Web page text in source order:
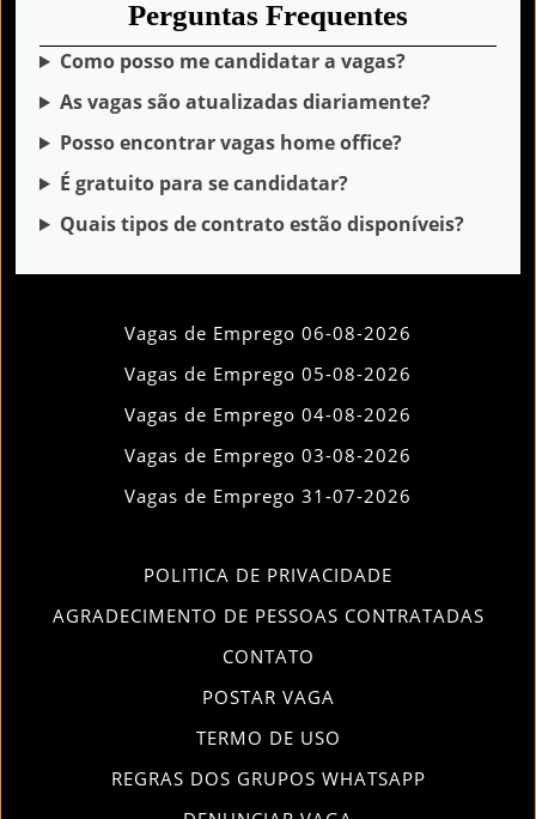
Perguntas Frequentes
Como posso me candidatar a vagas?
As vagas são atualizadas diariamente?
Posso encontrar vagas home office?
É gratuito para se candidatar?
Quais tipos de contrato estão disponíveis?
Vagas de Emprego 06-08-2026
Vagas de Emprego 05-08-2026
Vagas de Emprego 04-08-2026
Vagas de Emprego 03-08-2026
Vagas de Emprego 31-07-2026
POLITICA DE PRIVACIDADE
AGRADECIMENTO DE PESSOAS CONTRATADAS
CONTATO
POSTAR VAGA
TERMO DE USO
REGRAS DOS GRUPOS WHATSAPP